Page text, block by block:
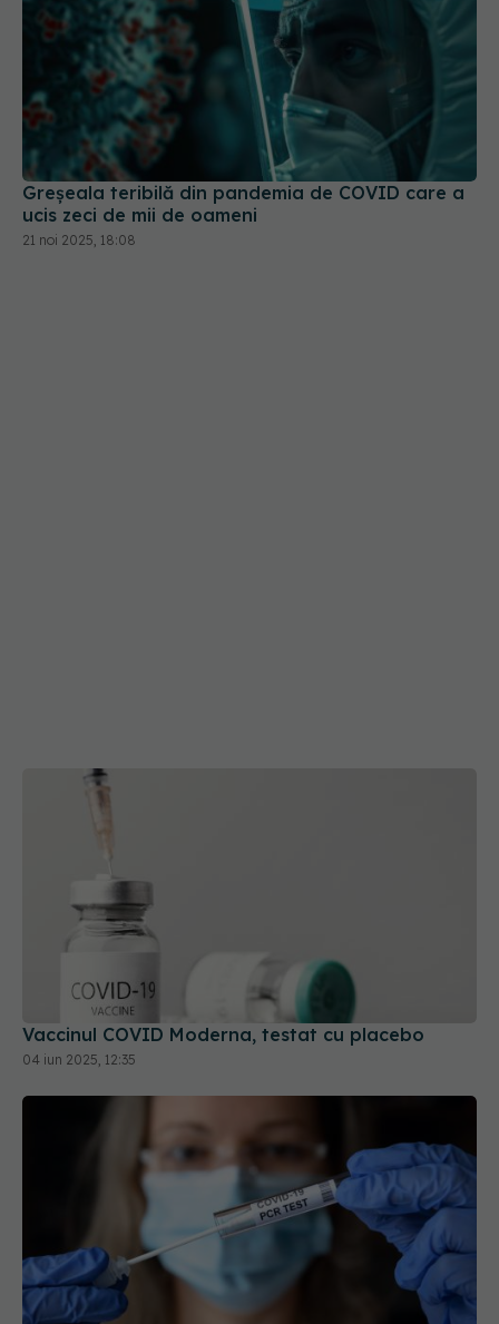
Greșeala teribilă din pandemia de COVID care a
ucis zeci de mii de oameni
21 noi 2025, 18:08
Vaccinul COVID Moderna, testat cu placebo
04 iun 2025, 12:35